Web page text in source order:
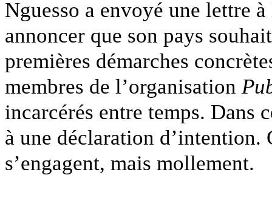
Nguesso a envoyé une lettre
annoncer que son pays
premières démarches
membres de l’organisation
incarcérés entre temps. Dans
à une déclaration d’intention.
s’engagent, mais mollement.